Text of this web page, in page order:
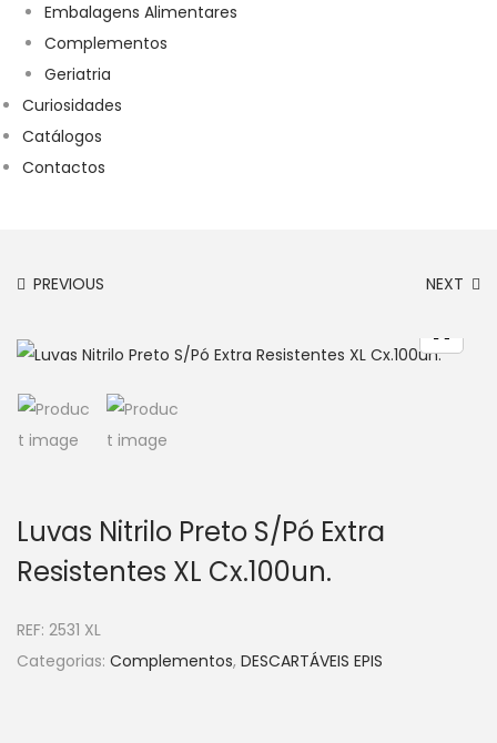
Embalagens Alimentares
Complementos
Geriatria
Curiosidades
Catálogos
Contactos
PREVIOUS NEXT
Luvas Nitrilo Preto S/Pó Extra
Resistentes XL Cx.100un.
REF: 2531 XL
Categorias: Complementos, DESCARTÁVEIS EPIS